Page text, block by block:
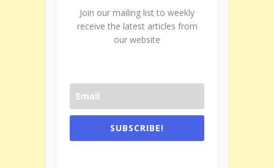
Join our mailing list to weekly
receive the latest articles from
our website
SUBSCRIBE!